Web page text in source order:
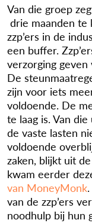
Van die groep
drie maanden te
zzp’ers in de
een buffer.
verzorging
De
zijn voor iets
voldoende. De
te laag is. Van
de vaste lasten
voldoende
zaken, blijkt uit
kwam eerder
van MoneyMonk
van de zzp’ers
noodhulp bij hun